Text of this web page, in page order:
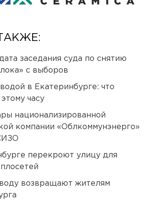
заседания суда по снятию
с выборов
в Екатеринбурге: что
часу
национализированной
компании «Облкоммунэнерго»
перекроют улицу для
возвращают жителям